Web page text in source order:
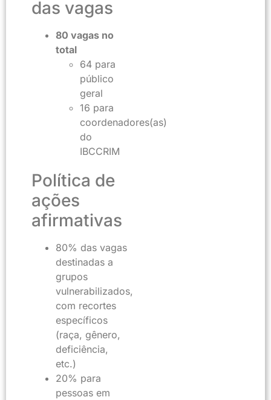
das vagas
80 vagas no
total
64 para
público
geral
16 para
coordenadores(as)
do
IBCCRIM
Política de
ações
afirmativas
80% das vagas
destinadas a
grupos
vulnerabilizados,
com recortes
específicos
(raça, gênero,
deficiência,
etc.)
20% para
pessoas em